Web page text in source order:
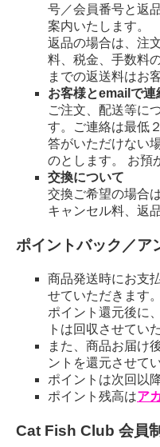
号／会員番号と返
案内いたします。
返品の場合は、注
料、税金、手数料
までの返送料はお
お客様とemailで連
ご注文、配送等に
す。ご連絡は最低
答がいただけない
のとします。 お預
交換について
交換ご希望の場合
キャンセル料、返
ポイントバック／ア
商品発送時にお支
せていただきます
ポイント還元後に
トは回収させてい
また、商品お届け
ントを還元させて
ポイントは次回以
ポイント残高はア
Cat Fish Club 会員